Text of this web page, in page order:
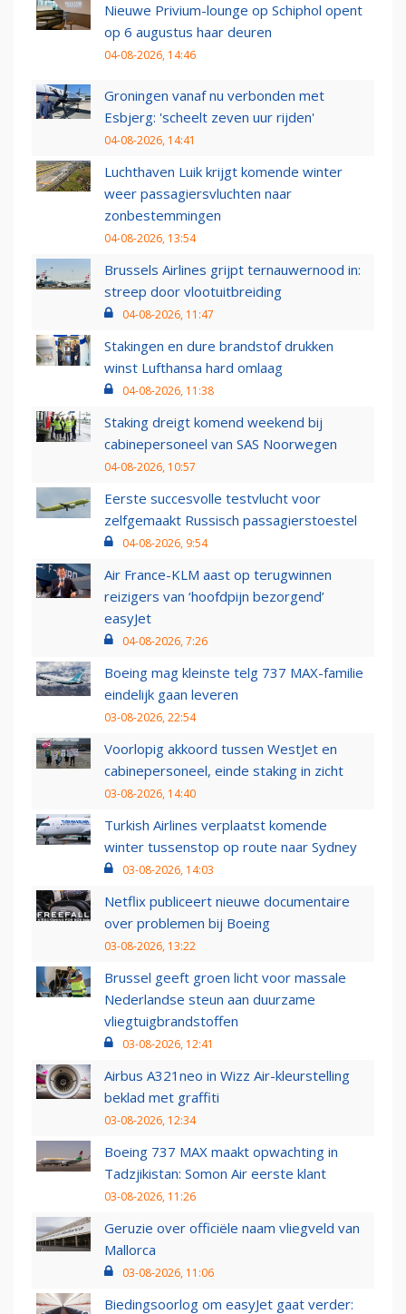
Nieuwe Privium-lounge op Schiphol opent
op 6 augustus haar deuren
04-08-2026, 14:46
Groningen vanaf nu verbonden met
Esbjerg: 'scheelt zeven uur rijden'
04-08-2026, 14:41
Luchthaven Luik krijgt komende winter
weer passagiersvluchten naar
zonbestemmingen
04-08-2026, 13:54
Brussels Airlines grijpt ternauwernood in:
streep door vlootuitbreiding
04-08-2026, 11:47
Stakingen en dure brandstof drukken
winst Lufthansa hard omlaag
04-08-2026, 11:38
Staking dreigt komend weekend bij
cabinepersoneel van SAS Noorwegen
04-08-2026, 10:57
Eerste succesvolle testvlucht voor
zelfgemaakt Russisch passagierstoestel
04-08-2026, 9:54
Air France-KLM aast op terugwinnen
reizigers van ‘hoofdpijn bezorgend’
easyJet
04-08-2026, 7:26
Boeing mag kleinste telg 737 MAX-familie
eindelijk gaan leveren
03-08-2026, 22:54
Voorlopig akkoord tussen WestJet en
cabinepersoneel, einde staking in zicht
03-08-2026, 14:40
Turkish Airlines verplaatst komende
winter tussenstop op route naar Sydney
03-08-2026, 14:03
Netflix publiceert nieuwe documentaire
over problemen bij Boeing
03-08-2026, 13:22
Brussel geeft groen licht voor massale
Nederlandse steun aan duurzame
vliegtuigbrandstoffen
03-08-2026, 12:41
Airbus A321neo in Wizz Air-kleurstelling
beklad met graffiti
03-08-2026, 12:34
Boeing 737 MAX maakt opwachting in
Tadzjikistan: Somon Air eerste klant
03-08-2026, 11:26
Geruzie over officiële naam vliegveld van
Mallorca
03-08-2026, 11:06
Biedingsoorlog om easyJet gaat verder: